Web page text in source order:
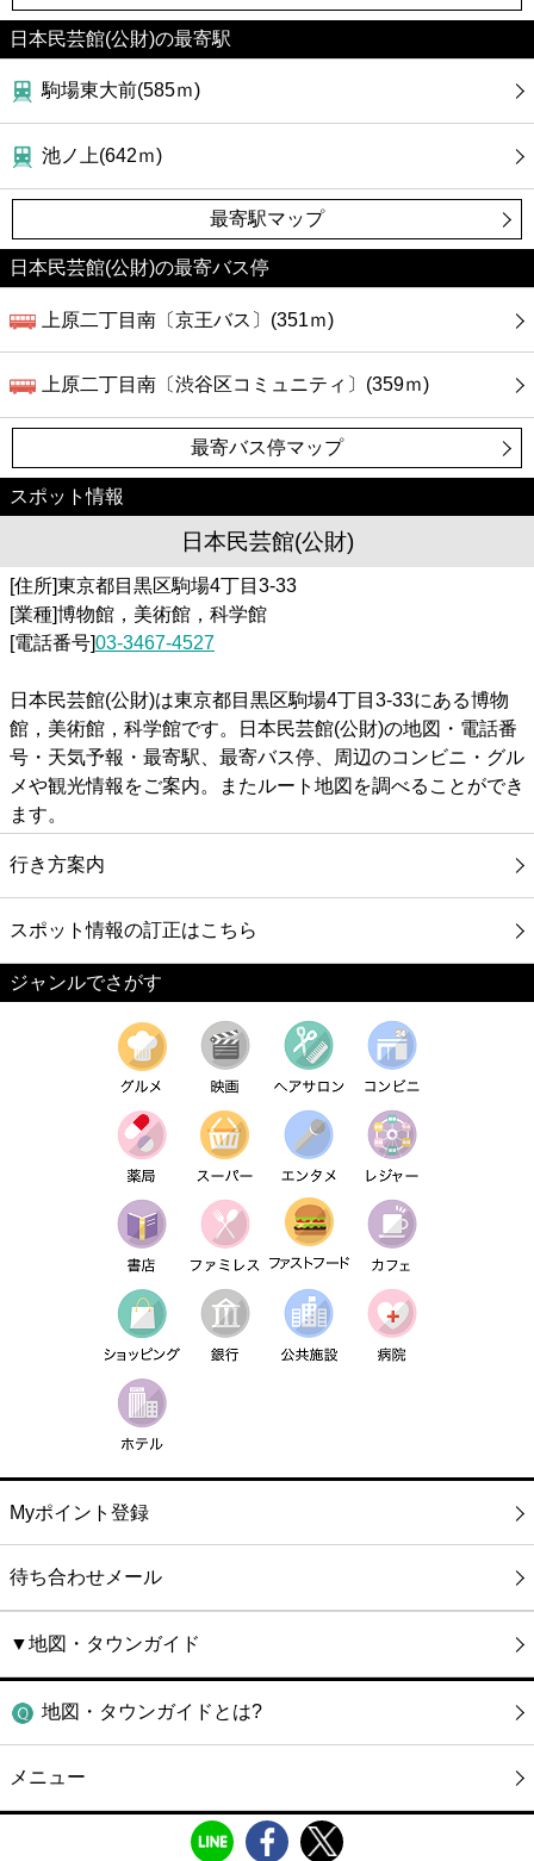
日本民芸館(公財)の最寄駅
駒場東大前(585ｍ)
池ノ上(642ｍ)
最寄駅マップ
日本民芸館(公財)の最寄バス停
上原二丁目南〔京王バス〕(351ｍ)
上原二丁目南〔渋谷区コミュニティ〕(359ｍ)
最寄バス停マップ
スポット情報
日本民芸館(公財)
[住所]東京都目黒区駒場4丁目3-33
[業種]博物館，美術館，科学館
[電話番号]03-3467-4527
日本民芸館(公財)は東京都目黒区駒場4丁目3-33にある博物
館，美術館，科学館です。日本民芸館(公財)の地図・電話番
号・天気予報・最寄駅、最寄バス停、周辺のコンビニ・グル
メや観光情報をご案内。またルート地図を調べることができ
ます。
行き方案内
スポット情報の訂正はこちら
ジャンルでさがす
Myポイント登録
待ち合わせメール
▼地図・タウンガイド
地図・タウンガイドとは?
メニュー